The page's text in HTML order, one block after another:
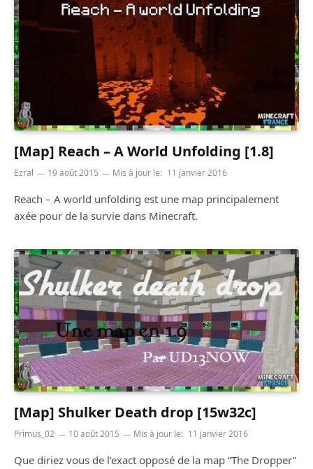
[Map] Reach – A World Unfolding [1.8]
Ezral 19 août 2015 Mis à jour le: 11 janvier 2016
Reach – A world unfolding est une map principalement
axée pour de la survie dans Minecraft.
[Map] Shulker Death drop [15w32c]
Primus_02 10 août 2015 Mis à jour le: 11 janvier 2016
Que diriez vous de l’exact opposé de la map “The Dropper”